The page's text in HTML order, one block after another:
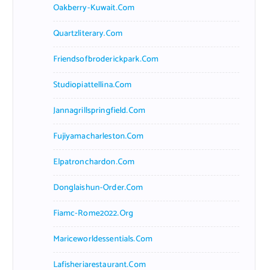
Oakberry-Kuwait.com
Quartzliterary.com
Friendsofbroderickpark.com
Studiopiattellina.com
Jannagrillspringfield.com
Fujiyamacharleston.com
Elpatronchardon.com
Donglaishun-Order.com
Fiamc-Rome2022.org
Mariceworldessentials.com
Lafisheriarestaurant.com